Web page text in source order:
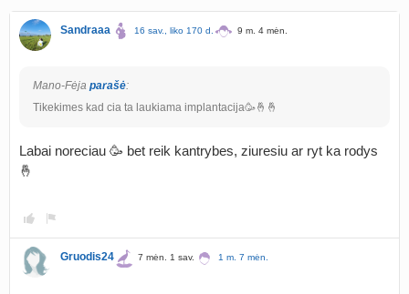
Sandraaa 16 sav., liko 170 d. 9 m. 4 mėn.
Mano-Fėja parašė:
Tikekimes kad cia ta laukiama implantacija🥳🤞🤞
Labai noreciau 🥳 bet reik kantrybes, ziuresiu ar ryt ka rodys
🤞
Gruodis24 7 mėn. 1 sav. 1 m. 7 mėn.